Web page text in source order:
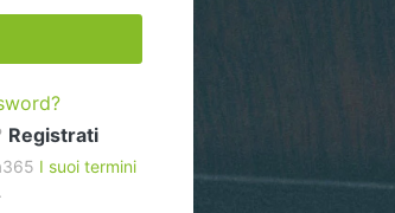
Registrati
I suoi termini
.